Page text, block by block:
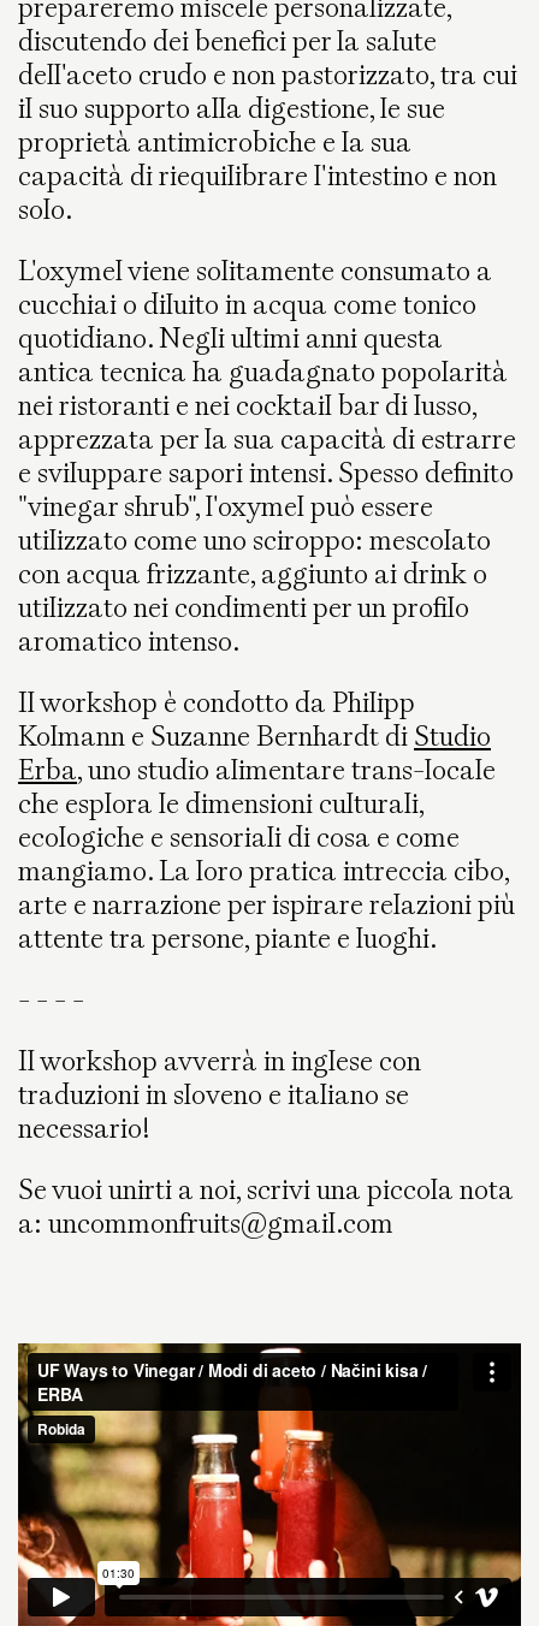
prepareremo miscele personalizzate,
discutendo dei benefici per la salute
dell'aceto crudo e non pastorizzato, tra cui
il suo supporto alla digestione, le sue
proprietà antimicrobiche e la sua
capacità di riequilibrare l'intestino e non
solo.
L'oxymel viene solitamente consumato a
cucchiai o diluito in acqua come tonico
quotidiano. Negli ultimi anni questa
antica tecnica ha guadagnato popolarità
nei ristoranti e nei cocktail bar di lusso,
apprezzata per la sua capacità di estrarre
e sviluppare sapori intensi. Spesso definito
"vinegar shrub", l'oxymel può essere
utilizzato come uno sciroppo: mescolato
con acqua frizzante, aggiunto ai drink o
utilizzato nei condimenti per un profilo
aromatico intenso.
​I​l workshop è condotto da Philipp
Kolmann e Suzanne Bernhardt diStudio
Erba, uno studio alimentare trans-locale
che esplora le dimensioni culturali,
ecologiche e sensoriali di cosa e come
mangiamo. La loro pratica intreccia cibo,
arte e narrazione per ispirare relazioni più
attente tra persone, piante e luoghi.
- - - -
Il workshop avverrà in inglese con
traduzioni in sloveno e italiano se
necessario!
Se vuoi unirti a noi, scrivi una piccola nota
a: uncommonfruits@gmail.com